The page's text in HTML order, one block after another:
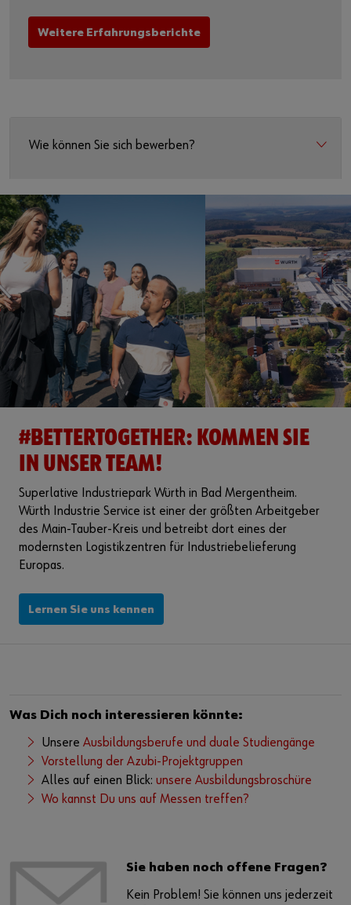
Weitere Erfahrungsberichte
Wie können Sie sich bewerben?
#BETTERTOGETHER: KOMMEN SIE
IN UNSER TEAM!
Superlative Industriepark Würth in Bad Mergentheim.
Würth Industrie Service ist einer der größten Arbeitgeber
des Main-Tauber-Kreis und betreibt dort eines der
modernsten Logistikzentren für Industriebelieferung
Europas.
Lernen Sie uns kennen
Was Dich noch interessieren könnte:
Unsere Ausbildungsberufe und duale Studiengänge
Vorstellung der Azubi-Projektgruppen
Alles auf einen Blick: unsere Ausbildungsbroschüre
Wo kannst Du uns auf Messen treffen?
Sie haben noch offene Fragen?
Kein Problem! Sie können uns jederzeit